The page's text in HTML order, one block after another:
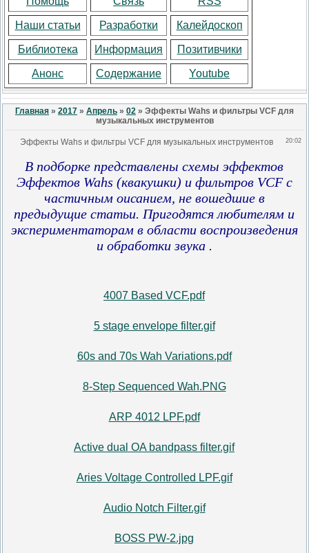
Наши статьи Разработки Калейдоскоп
Библиотека Информация Позитивчики
Анонс Содержание Youtube
Главная » 2017 » Апрель » 02 » Эффекты Wahs и фильтры VCF для
музыкальных инструментов
20:02
Эффекты Wahs и фильтры VCF для музыкальных инструментов
В подборке представлены схемы эффектов
Эффектов Wahs (квакушки) и фильтров VCF с
частичным оисанием, не вошедшие в
предыдущие статьи. Пригодятся любителям и
экспериментаторам в области воспроизведения
и обработки звука .
4007 Based VCF.pdf
5 stage envelope filter.gif
60s and 70s Wah Variations.pdf
8-Step Sequenced Wah.PNG
ARP 4012 LPF.pdf
Active dual OA bandpass filter.gif
Aries Voltage Controlled LPF.gif
Audio Notch Filter.gif
BOSS PW-2.jpg